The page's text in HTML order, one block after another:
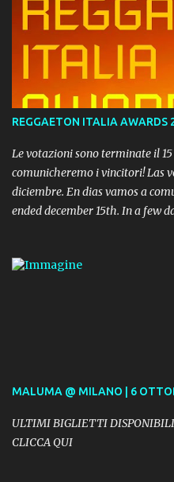
REGGAETON ITALIA
Le votazioni sono terminate il
comunicheremo i vincitori! Las
diciembre. En dias vamos a
ended december 15th. In a few
MALUMA @ MILANO | 6
ULTIMI BIGLIETTI
CLICCA QUI